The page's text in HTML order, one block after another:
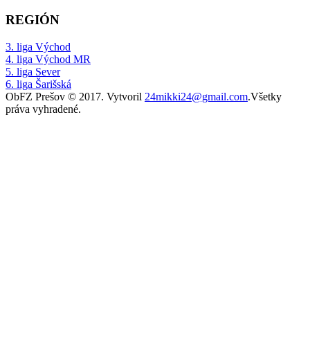
REGIÓN
3. liga Východ
4. liga Východ MR
5. liga Sever
6. liga Šarišská
ObFZ Prešov © 2017. Vytvoril 24mikki24@gmail.com.Všetky
práva vyhradené.